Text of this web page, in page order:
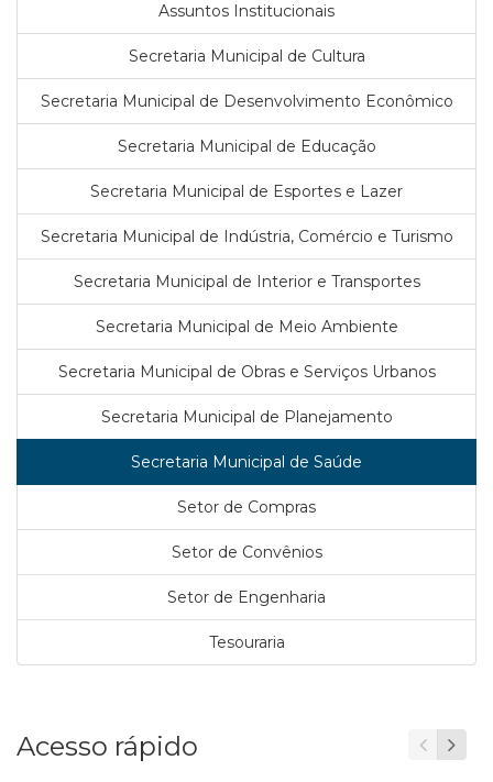
Assuntos Institucionais
Secretaria Municipal de Cultura
Secretaria Municipal de Desenvolvimento Econômico
Secretaria Municipal de Educação
Secretaria Municipal de Esportes e Lazer
Secretaria Municipal de Indústria, Comércio e Turismo
Secretaria Municipal de Interior e Transportes
Secretaria Municipal de Meio Ambiente
Secretaria Municipal de Obras e Serviços Urbanos
Secretaria Municipal de Planejamento
Secretaria Municipal de Saúde
Setor de Compras
Setor de Convênios
Setor de Engenharia
Tesouraria
Acesso rápido